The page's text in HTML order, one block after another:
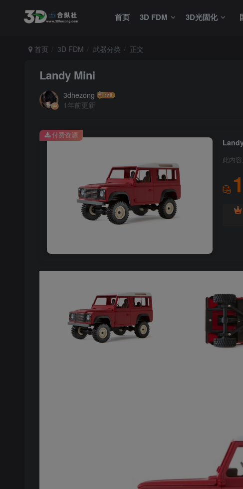
首页 3D FDM 3D光固化
首页 3D FDM 武器分类 正文
Landy Mini
3dhezong
1年前更新
此内
付费资源